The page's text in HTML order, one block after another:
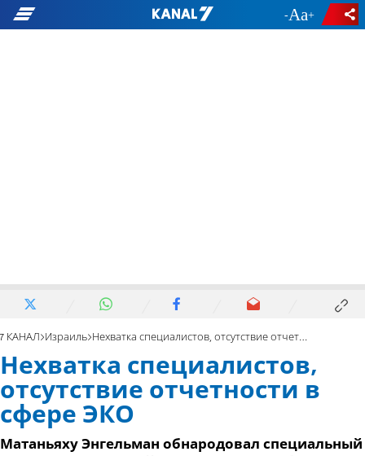
- +
7 КАНАЛ Израиль Нехватка специалистов, отсутствие отчетности в сфере ЭКО
Нехватка специалистов,
отсутствие отчетности в
сфере ЭКО
Матаньяху Энгельман обнародовал специальный